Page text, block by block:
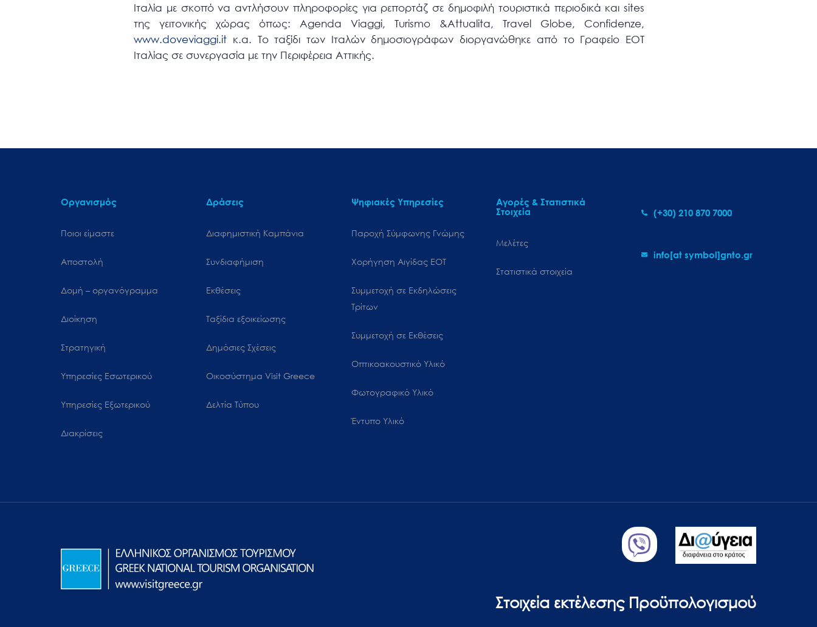
Ιταλία με σκοπό να αντλήσουν πληροφορίες για ρεπορτάζ σε δημοφιλή τουριστικά περιοδικά και sites
της γειτονικής χώρας όπως: Agenda Viaggi, Turismo &Attualita, Travel Globe, Confidenze,
www.doveviaggi.it κ.α. Το ταξίδι των Ιταλών δημοσιογράφων διοργανώθηκε από το Γραφείο ΕΟΤ
Ιταλίας σε συνεργασία με την Περιφέρεια Αττικής.
Οργανισμός
Ποιοι είμαστε
Αποστολή
Δομή – οργανόγραμμα
Διοίκηση
Στρατηγική
Υπηρεσίες Εσωτερικού
Υπηρεσίες Εξωτερικού
Διακρίσεις
Δράσεις
Διαφημιστική Καμπάνια
Συνδιαφήμιση
Εκθέσεις
Ταξίδια εξοικείωσης
Δημόσιες Σχέσεις
Oικοσύστημα Visit Greece
Δελτία Τύπου
Ψηφιακές Υπηρεσίες
Παροχή Σύμφωνης Γνώμης
Χορήγηση Αιγίδας ΕΟΤ
Συμμετοχή σε Εκδηλώσεις
Τρίτων
Συμμετοχή σε Εκθέσεις
Οπτικοακουστικό Υλικό
Φωτογραφικό Υλικό
Έντυπο Υλικό
Αγορές & Στατιστικά
Στοιχεία
Μελέτες
Στατιστικά στοιχεία
(+30) 210 870 7000
info[at symbol]gnto.gr
Στοιχεία εκτέλεσης Προϋπολογισμού